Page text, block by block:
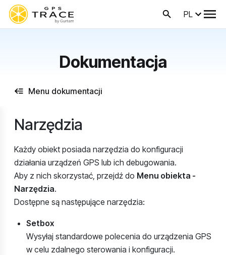
PL
Dokumentacja
Menu dokumentacji
Narzędzia
Każdy obiekt posiada narzędzia do konfiguracji
działania urządzeń GPS lub ich debugowania.
Aby z nich skorzystać, przejdź do Menu obiekta -
Narzędzia.
Dostępne są następujące narzędzia:
Setbox
Wysyłaj standardowe polecenia do urządzenia GPS
w celu zdalnego sterowania i konfiguracji.